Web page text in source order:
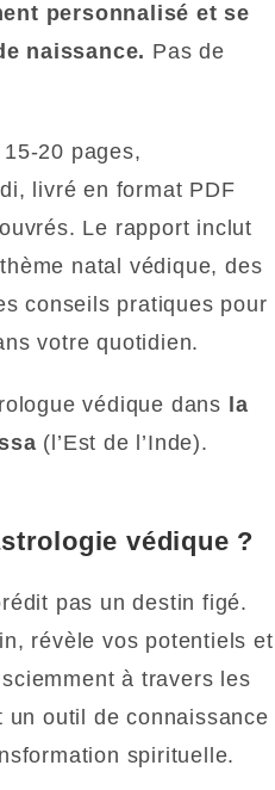
personnalisé et se
naissance. Pas de
20 pages,
livré en format PDF
Le rapport inclut
natal védique, des
conseils pratiques pour
votre quotidien.
védique dans la
(l’Est de l’Inde).
védique ?
pas un destin figé.
révèle vos potentiels et
à travers les
un outil de connaissance
spirituelle.